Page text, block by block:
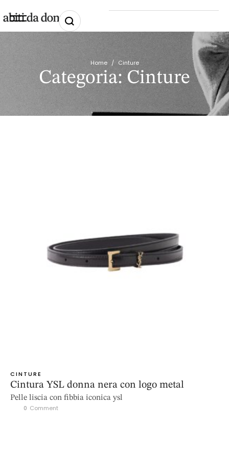
Home / Cinture
Categoria: Cinture
CINTURE
Cintura YSL donna nera con logo metal
Pelle liscia con fibbia iconica ysl
0 Comment